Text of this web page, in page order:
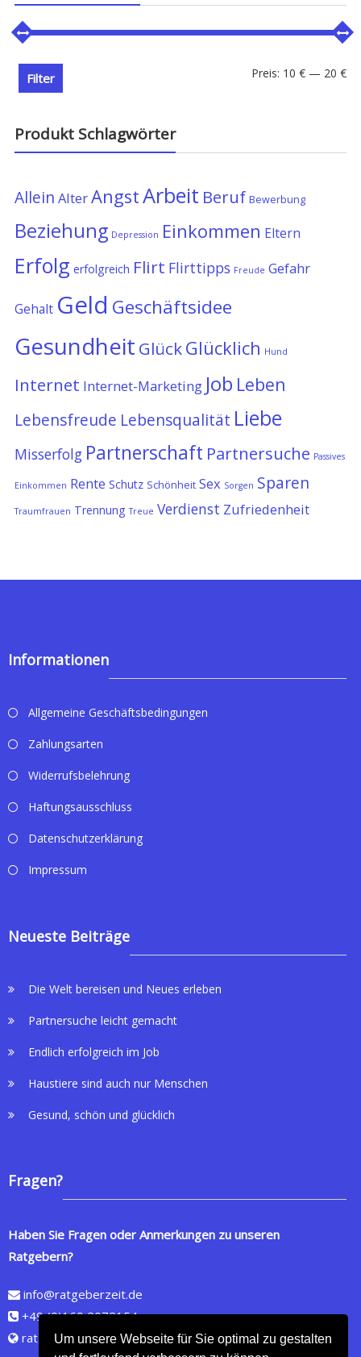
Um unsere Webseite für Sie optimal zu gestalten
Filter Preis: 10 € — 20 €
Produkt Schlagwörter
Allein AlterAngstArbeit Beruf Bewerbung
Beziehung Depression Einkommen Eltern
Erfolg erfolgreich Flirt Flirttipps Freude Gefahr
Gehalt Geld Geschäftsidee
Gesundheit GlückGlücklich Hund
Internet Internet-Marketing Job Leben
Lebensfreude Lebensqualität Liebe
Misserfolg Partnerschaft Partnersuche Passives
Einkommen Rente Schutz Schönheit Sex Sorgen Sparen
Traumfrauen Trennung Treue Verdienst Zufriedenheit
Informationen
Allgemeine Geschäftsbedingungen
Zahlungsarten
Widerrufsbelehrung
Haftungsausschluss
Datenschutzerklärung
Impressum
Neueste Beiträge
Die Welt bereisen und Neues erleben
Partnersuche leicht gemacht
Endlich erfolgreich im Job
Haustiere sind auch nur Menschen
Gesund, schön und glücklich
Fragen?
Haben Sie Fragen oder Anmerkungen zu unseren
Ratgebern?
info@ratgeberzeit.de
+49 (0)160 2072154
ratgeberzeit.de